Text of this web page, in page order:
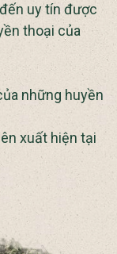
uy tín được
thoại của
những huyền
xuất hiện tại